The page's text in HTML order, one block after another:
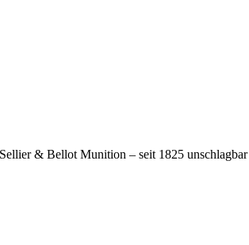
Sellier & Bellot Munition – seit 1825 unschlagbar